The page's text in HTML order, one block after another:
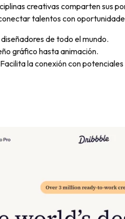
creativas comparten sus
talentos con
de todo el mundo.
gráfico hasta animación.
Facilita la conexión con